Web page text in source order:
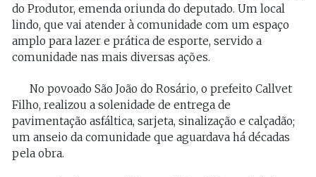
do Produtor, emenda oriunda do deputado. Um local
lindo, que vai atender à comunidade com um espaço
amplo para lazer e prática de esporte, servido a
comunidade nas mais diversas ações.
No povoado São João do Rosário, o prefeito Callvet
Filho, realizou a solenidade de entrega de
pavimentação asfáltica, sarjeta, sinalização e calçadão;
um anseio da comunidade que aguardava há décadas
pela obra.